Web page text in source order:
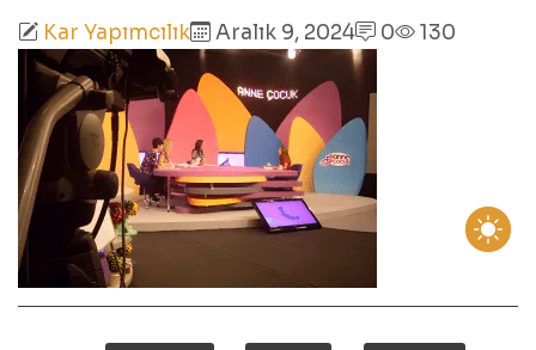
Kar Yapımcılık Aralık 9, 2024 0 130